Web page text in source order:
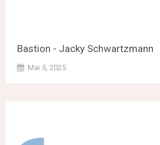
Bastion - Jacky Schwartzmann
Mai 5, 2025